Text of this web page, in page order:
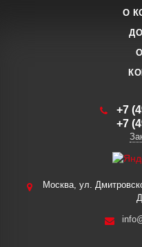
О
+7
+7
Москва, ул.